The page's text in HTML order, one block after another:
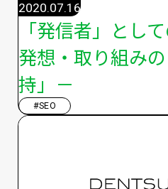
「発信者」とし
発想・取り組み
持」－
2020.07.16
#SEO